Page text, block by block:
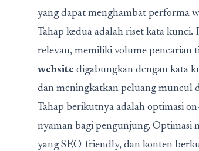
yang dapat menghambat performa
Tahap kedua adalah riset kata
relevan, memiliki volume pencarian
website digabungkan dengan kata
dan meningkatkan peluang muncul
Tahap berikutnya adalah optimasi
nyaman bagi pengunjung. Optimasi
yang SEO-friendly, dan konten